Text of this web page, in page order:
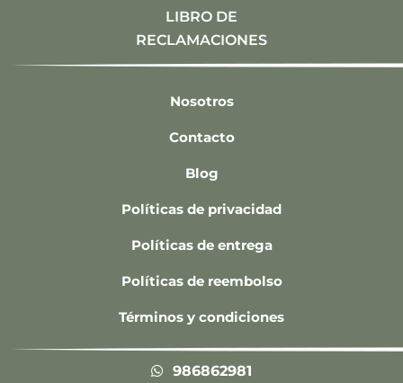
LIBRO DE
RECLAMACIONES
Nosotros
Contacto
Blog
Políticas de privacidad
Políticas de entrega
Políticas de reembolso
Términos y condiciones
986862981